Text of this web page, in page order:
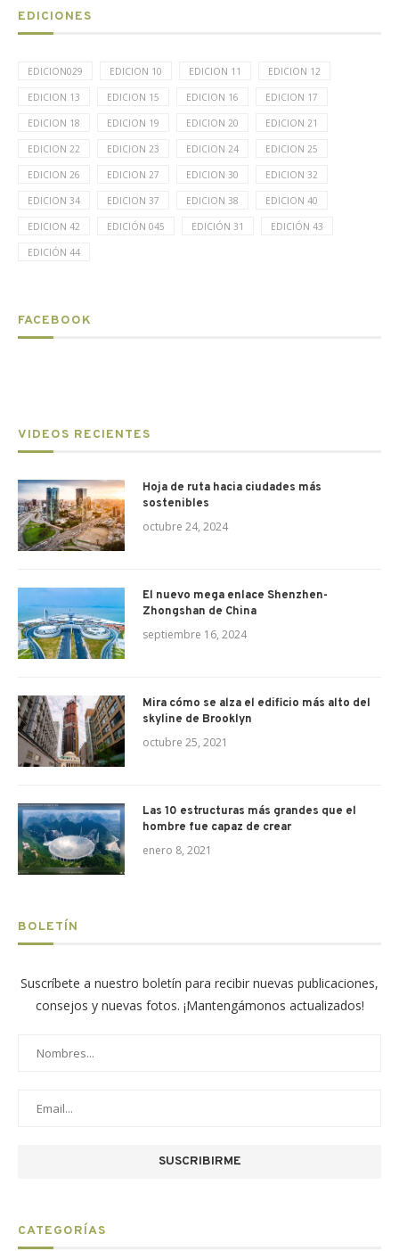
EDICIONES
EDICION029 EDICION 10 EDICION 11 EDICION 12
EDICION 13 EDICION 15 EDICION 16 EDICION 17
EDICION 18 EDICION 19 EDICION 20 EDICION 21
EDICION 22 EDICION 23 EDICION 24 EDICION 25
EDICION 26 EDICION 27 EDICION 30 EDICION 32
EDICION 34 EDICION 37 EDICION 38 EDICION 40
EDICION 42 EDICIÓN 045 EDICIÓN 31 EDICIÓN 43
EDICIÓN 44
FACEBOOK
VIDEOS RECIENTES
Hoja de ruta hacia ciudades más
sostenibles
octubre 24, 2024
El nuevo mega enlace Shenzhen-
Zhongshan de China
septiembre 16, 2024
Mira cómo se alza el edificio más alto del
skyline de Brooklyn
octubre 25, 2021
Las 10 estructuras más grandes que el
hombre fue capaz de crear
enero 8, 2021
BOLETÍN
Suscríbete a nuestro boletín para recibir nuevas publicaciones,
consejos y nuevas fotos. ¡Mantengámonos actualizados!
CATEGORÍAS